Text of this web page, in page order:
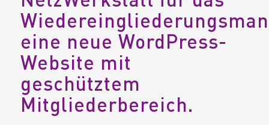
eine neue WordPress-
Website mit
geschütztem
Mitgliederbereich.